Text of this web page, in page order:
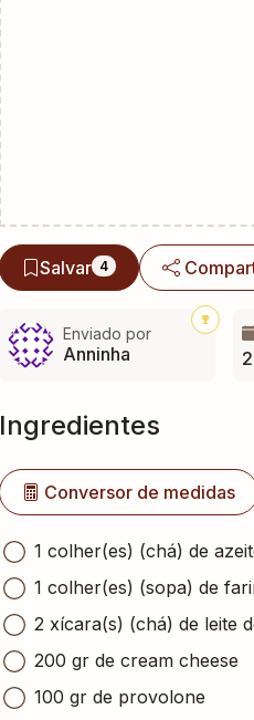
Salvar 4
Enviado por
Anninha
Ingredientes
Conversor de medidas
1 colher(es) (chá) de
1 colher(es) (sopa) de
2 xícara(s) (chá) de leite
200 gr de cream cheese
100 gr de provolone